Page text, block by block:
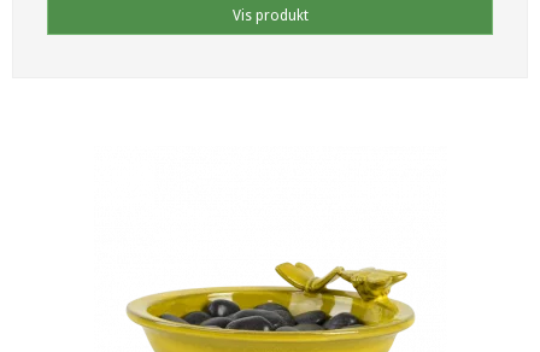
Vis produkt